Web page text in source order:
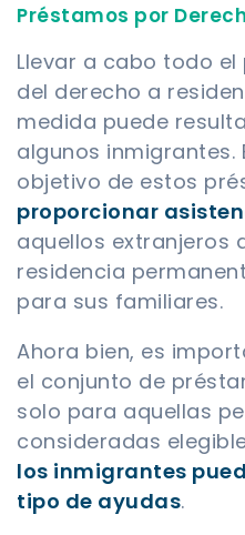
Préstamos por
Llevar a cabo todo
del derecho a
medida puede
algunos inmigrantes.
objetivo de estos
proporcionar
aquellos extranjeros
residencia
para sus familiares.
Ahora bien, es
el conjunto de
solo para aquellas
consideradas
los inmigrantes
tipo de ayudas.